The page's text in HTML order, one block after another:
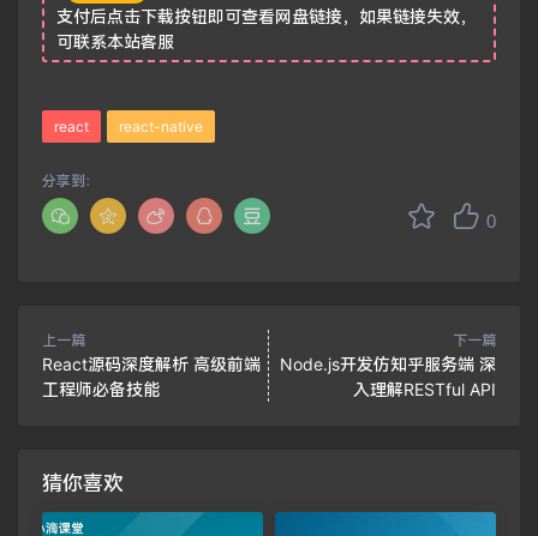
支付后点击下载按钮即可查看网盘链接，如果链接失效，
可联系本站客服
react react-native
0
分享到：
上一篇
React源码深度解析 高级前端
工程师必备技能
下一篇
Node.js开发仿知乎服务端 深
入理解RESTful API
猜你喜欢